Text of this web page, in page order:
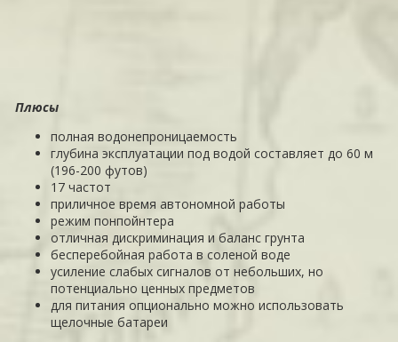
Плюсы
полная водонепроницаемость
глубина эксплуатации под водой составляет до 60 м
(196-200 футов)
17 частот
приличное время автономной работы
режим понпойнтера
отличная дискриминация и баланс грунта
бесперебойная работа в соленой воде
усиление слабых сигналов от небольших, но
потенциально ценных предметов
для питания опционально можно использовать
щелочные батареи